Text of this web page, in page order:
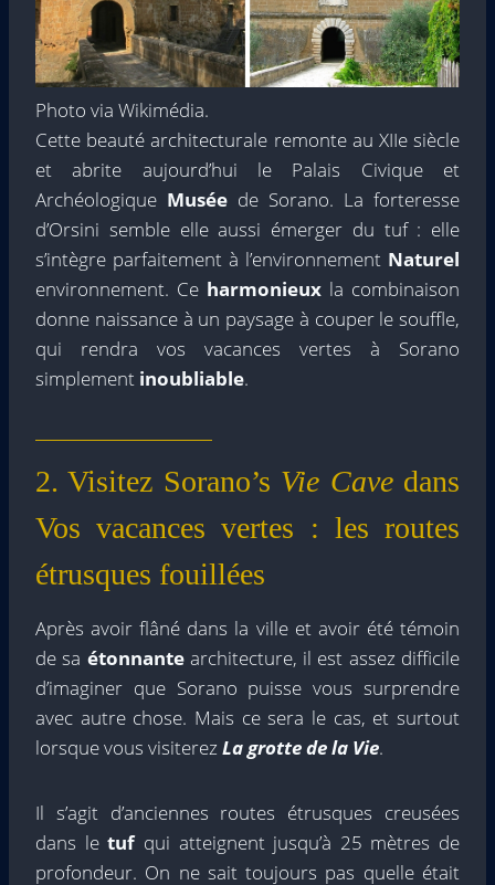
Photo via Wikimédia.
Cette beauté architecturale remonte au XIIe siècle
et abrite aujourd’hui le Palais Civique et
Archéologique Musée de Sorano. La forteresse
d’Orsini semble elle aussi émerger du tuf : elle
s’intègre parfaitement à l’environnement Naturel
environnement. Ce harmonieux la combinaison
donne naissance à un paysage à couper le souffle,
qui rendra vos vacances vertes à Sorano
simplement inoubliable.
2. Visitez Sorano’s Vie Cavedans
Vos vacances vertes : les routes
étrusques fouillées
Après avoir flâné dans la ville et avoir été témoin
de sa étonnantearchitecture, il est assez difficile
d’imaginer que Sorano puisse vous surprendre
avec autre chose. Mais ce sera le cas, et surtout
lorsque vous visiterez La grotte de la Vie.
Il s’agit d’anciennes routes étrusques creusées
dans letufqui atteignent jusqu’à 25 mètres de
profondeur. On ne sait toujours pas quelle était